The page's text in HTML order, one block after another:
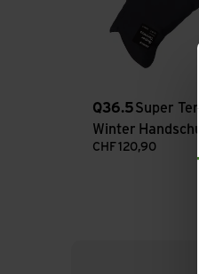
Q36.5Super
Winter
CHF 120,90